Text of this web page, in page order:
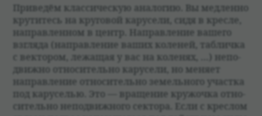
При­ве­дём клас­си­че­скую ана­логию. Вы мед­ленно
кру­ти­тесь на круго­вой кару­сели, сидя в кресле,
направ­лен­ном в центр. Направ­ле­ние вашего
взгляда (направ­ле­ние ваших коле­ней, таб­личка
с век­то­ром, лежащая у вас на коле­нях, …) непо­
движно отно­си­тельно кару­сели, но меняет
направ­ле­ние отно­си­тельно земель­ного участка
под кару­се­лью. Это — враще­ние кружочка отно­
си­тельно непо­движ­ного сек­тора. Если с креслом